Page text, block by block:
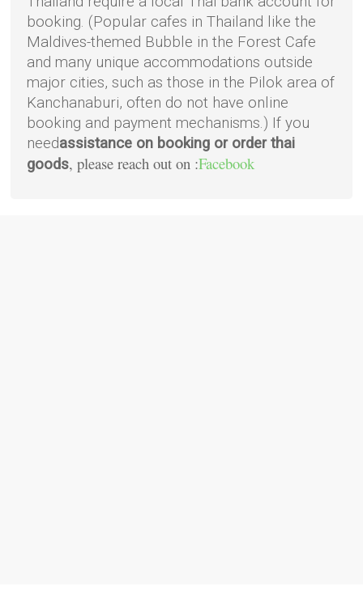
booking. (Popular cafes in Thailand like the
Maldives-themed Bubble in the Forest Cafe
and many unique accommodations outside
major cities, such as those in the Pilok area of
Kanchanaburi, often do not have online
booking and payment mechanisms.) If you
needassistance on booking or order thai
goods, please reach out on :Facebook